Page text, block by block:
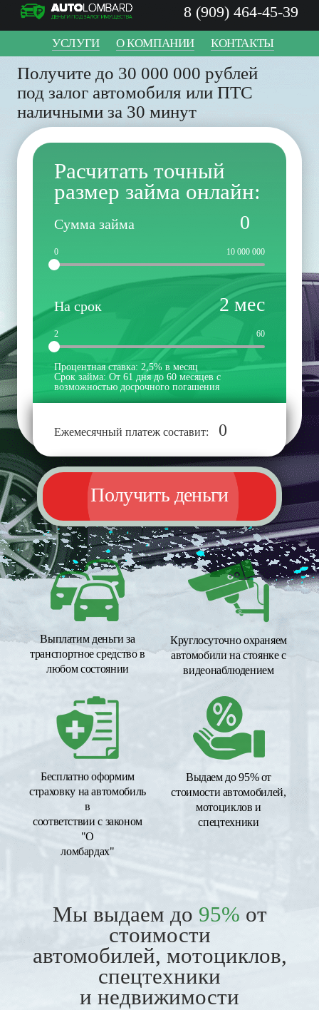
УСЛУГИ О КОМПАНИИ КОНТАКТЫ
8 (909) 464-45-39
Получите до 30 000 000 рублей
под залог автомобиля или ПТС
наличными за 30 минут
Расчитать точный
размер займа онлайн:
Сумма займа 0
0 10 000 000
На срок 2мес
2 60
Процентная ставка: 2,5% в месяц
Срок займа: От 61 дня до 60 месяцев с
возможностью досрочного погашения
Ежемесячный платеж составит: 0
Получить деньги
Выплатим деньги за
транспортное средство в
любом состоянии
Круглосуточно охраняем
автомобили на стоянке с
видеонаблюдением
Бесплатно оформим
страховку на автомобиль
в
соответствии с законом
"О
ломбардах"
Выдаем до 95% от
стоимости автомобилей,
мотоциклов и
спецтехники
Мы выдаем до 95% от
стоимости
автомобилей, мотоциклов,
спецтехники
и недвижимости